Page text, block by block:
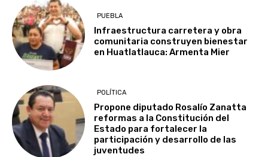
PUEBLA
Infraestructura carretera y obra
comunitaria construyen bienestar
en Huatlatlauca: Armenta Mier
POLÍTICA
Propone diputado Rosalío Zanatta
reformas a la Constitución del
Estado para fortalecer la
participación y desarrollo de las
juventudes